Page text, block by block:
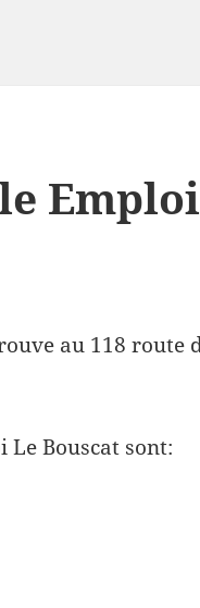
au 118 route
Le Bouscat sont: